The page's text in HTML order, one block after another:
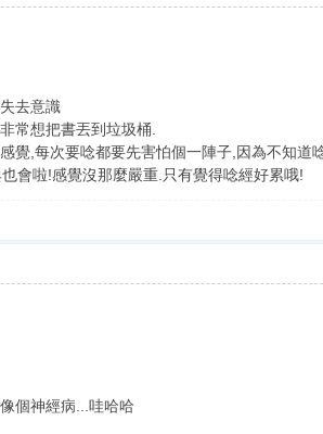
去意識
常想把書丟到垃圾桶.
覺,每次要唸都要先害怕個一陣子,因為不知
會啦!感覺沒那麼嚴重.只有覺得唸經好累哦!
個神經病...哇哈哈